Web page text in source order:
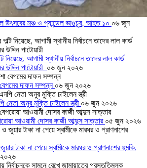
উৎসবের মঞ্চ ও প্যান্ডেল ভাঙচুর, আহত ১০ ০৬ জুন
নিয়েছে, আগামী স্থানীয় নির্বাচনে তাদের লাল কার্ড
পাটোয়ারী ০৬ জুন ২০২৬
দাফন সম্পন্ন ০৬ জুন ২০২৬
অনুর মুক্তি চাইলেন স্ত্রী ০৬ জুন ২০২৬
আওয়ামী দোসর কাজী আব্দুস সাত্তার ০৫ জুন ২০২৬
টাকা না পেয়ে স্বামীকে মারধর ও প্রাণনাশের হুমকি,